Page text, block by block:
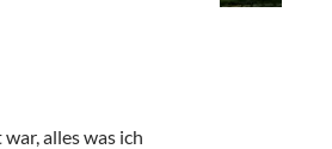
alles was ich